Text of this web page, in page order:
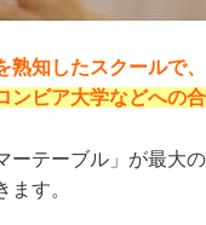
知したスクールで、
ンビア大学などへの
テーブル」が最大
す。